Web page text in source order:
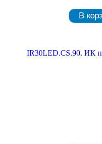
В
IR30LED.CS.90. ИК